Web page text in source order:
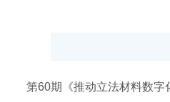
第60期《推动立法材料数字